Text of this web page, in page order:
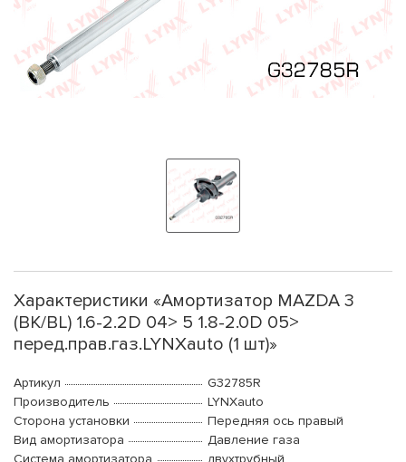
Характеристики «Амортизатор MAZDA 3
(BK/BL) 1.6-2.2D 04> 5 1.8-2.0D 05>
перед.прав.газ.LYNXauto (1 шт)»
Артикул
G32785R
Производитель
LYNXauto
Сторона установки
Передняя ось правый
Вид амортизатора
Давление газа